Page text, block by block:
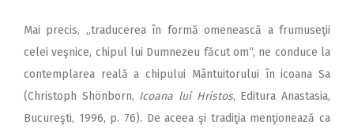
Mai precis, „traducerea în formă omenească a frumuseţii
celei veşnice, chipul lui Dumnezeu făcut om“, ne conduce la
contemplarea reală a chipului Mântuitorului în icoana Sa
(Christoph Shönborn, Icoana lui Hristos, Editura Anastasia,
Bucureşti, 1996, p. 76). De aceea şi tradiţia menţionează ca